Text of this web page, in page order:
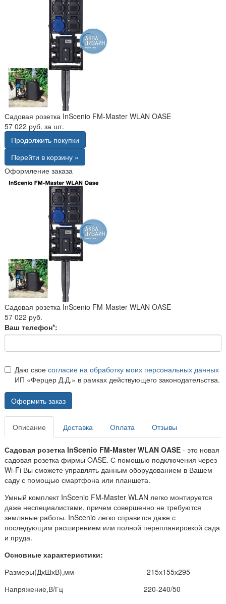
Садовая розетка InScenio FM-Master WLAN OASE
57 022 руб. за шт.
Продолжить покупки
Перейти в корзину »
Оформление заказа
Садовая розетка InScenio FM-Master WLAN OASE
57 022 руб.
Ваш телефон*:
Даю свое согласие на обработку моих персональных данных
ИП «Ферцер Д.Д.» в рамках действующего законодательства.
Оформить заказ
Описание Доставка Оплата Отзывы
Садовая розетка InScenio FM-Master WLAN OASE - это новая
садовая розетка фирмы OASE. С помощью подключения через
Wi-Fi Вы сможете управлять данным оборудованием в Вашем
саду с помощью смартфона или планшета.
Умный комплект InScenio FM-Master WLAN легко монтируется
даже неспециалистами, причем совершенно не требуются
земляные работы. InScenio легко справится даже с
последующим расширением или полной перепланировкой сада
и пруда.
Основные характеристики:
Размеры(ДхШхВ),мм 215х155х295
Напряжение,В/Гц 220-240/50